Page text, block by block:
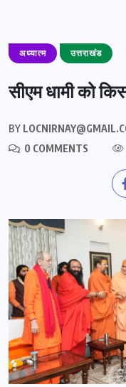
अध्यात्म उत्तराखंड
सीएम धामी को
BY
0 COMMENTS